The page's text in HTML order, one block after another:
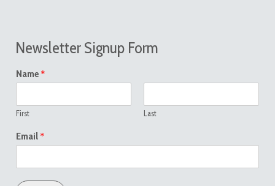
Newsletter Signup Form
Name *
First Last
Email *